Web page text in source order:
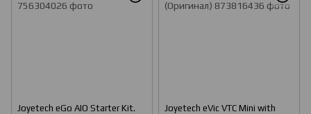
Joyetech eGo AIO Starter Kit.
Joyetech eVic VTC Mini with